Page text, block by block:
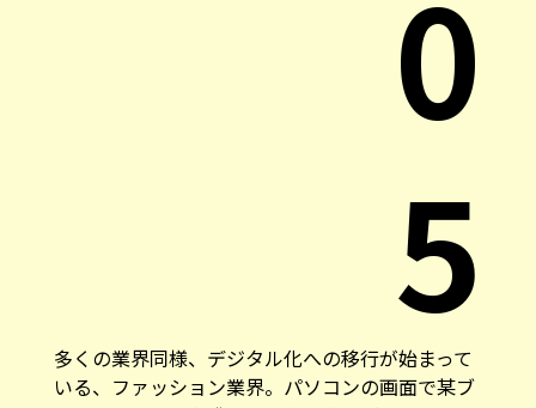
0
5
多くの業界同様、デジタル化への移行が始まって
いる、ファッション業界。パソコンの画面で某ブ